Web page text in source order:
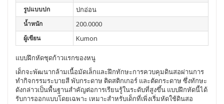
รูปแบบปก ปกอ่อน
น้ำหนัก 200.0000
ผู้เขียน Kumon
แบบฝึกหัดชุดก้าวแรกของหนู
เด็กจะพัฒนากล้ามเนื้อมัดเล็กและฝึกทักษะการควบคุมดินสอผ่านการ
ทำกิจกรรมระบายสี พับกระดาษ ติดสติกเกอร์ และตัดกระดาษ ซึ่งทักษะ
ดังกล่าวเป็นพื้นฐานสำคัญต่อการเรียนรู้ในระดับที่สูงขึ้น แบบฝึกหัดนี้ได้
รับการออกแบบโดยเฉพาะ เหมาะสำหรับเด็กที่เพิ่งเริ่มหัดใช้ดินสอ